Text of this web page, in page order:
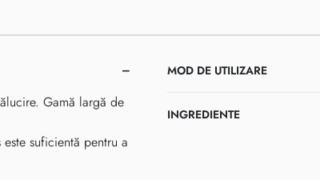
Gamă largă de
suficientă pentru a
MOD DE UTILIZARE
INGREDIENTE